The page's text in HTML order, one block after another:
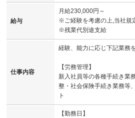
給与
月給230,000円～
※ご経験を考慮の上,当社規
※残業代別途支給
仕事内容
経験、能力に応じ下記業務
【労務管理】
新入社員等の各種手続き業
整・社会保険手続き業務等
ト
【勤務日】